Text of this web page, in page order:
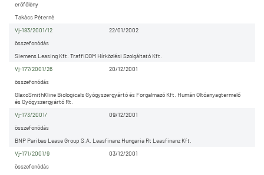
Takács Péterné
erőfölény
22/01/2002
Vj-183/2001/12
Siemens Leasing Kft. TraffiCOM Hírközlési Szolgáltató Kft.
összefonódás
20/12/2001
Vj-177/2001/26
GlaxoSmithKline Biologicals Gyógyszergyártó és Forgalmazó Kft. Humán Oltóanyagtermelő
és Gyógyszergyártó Rt.
összefonódás
09/12/2001
Vj-173/2001/
BNP Paribas Lease Group S.A. Leasfinanz Hungaria Rt Leasfinanz Kft.
összefonódás
03/12/2001
Vj-171/2001/9
összefonódás